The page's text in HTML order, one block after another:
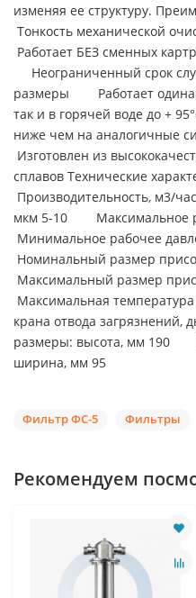
изменяя ее структуру.
Тонкость механической
Работает БЕЗ сменных
Неограниченный срок
размеры Работает
так и в горячей воде до +
ниже чем на аналогичные
Изготовлен из
сплавов Технические
Производительность, м3/
мкм 5-10 Максимальное
Минимальное рабочее
Номинальный размер
Максимальный размер
Максимальная
крана отвода
размеры: высота, мм 190
ширина, мм 95
Фильтр ФС-5 Фильтры
Рекомендуем